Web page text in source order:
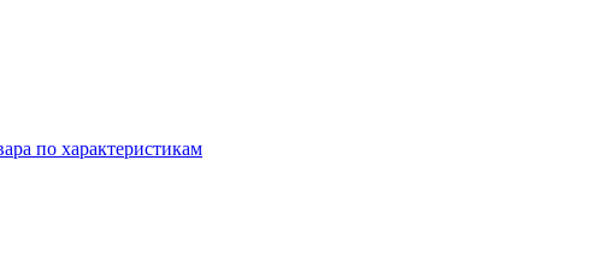
по характеристикам